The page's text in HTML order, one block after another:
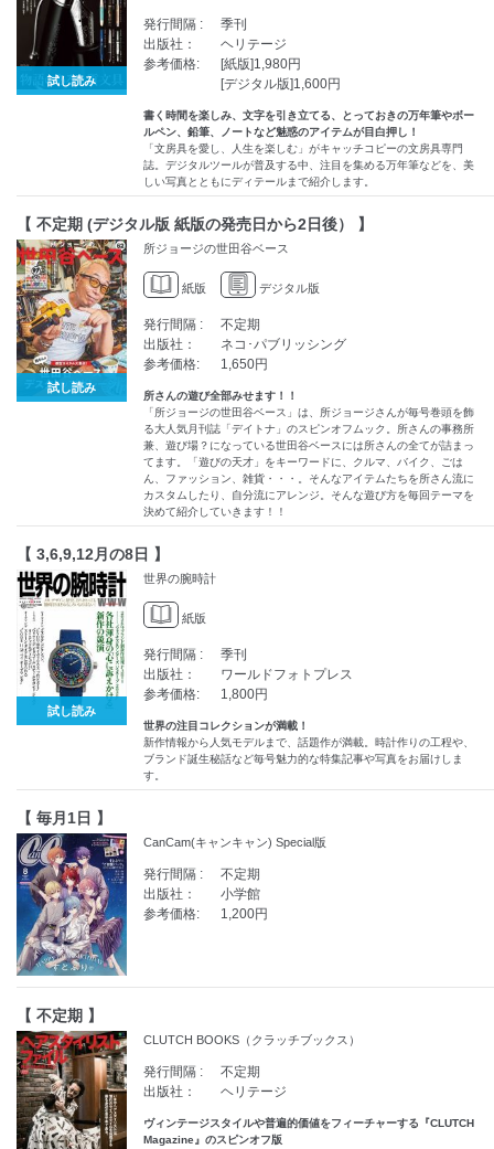
試し読み
発行間隔 :
季刊
出版社：
ヘリテージ
参考価格:
[紙版]1,980円
[デジタル版]1,600円
書く時間を楽しみ、文字を引き立てる、とっておきの万年筆やボー
ルペン、鉛筆、ノートなど魅惑のアイテムが目白押し！
「文房具を愛し、人生を楽しむ」がキャッチコピーの文房具専門
誌。デジタルツールが普及する中、注目を集める万年筆などを、美
しい写真とともにディテールまで紹介します。
【 不定期 (デジタル版 紙版の発売日から2日後） 】
試し読み
所ジョージの世田谷ベース
紙版 デジタル版
発行間隔 :
不定期
出版社：
ネコ･パブリッシング
参考価格:
1,650円
所さんの遊び全部みせます！！
「所ジョージの世田谷ベース」は、所ジョージさんが毎号巻頭を飾
る大人気月刊誌「デイトナ」のスピンオフムック。所さんの事務所
兼、遊び場？になっている世田谷ベースには所さんの全てが詰まっ
てます。「遊びの天才」をキーワードに、クルマ、バイク、ごは
ん、ファッション、雑貨・・・。そんなアイテムたちを所さん流に
カスタムしたり、自分流にアレンジ。そんな遊び方を毎回テーマを
決めて紹介していきます！！
【 3,6,9,12月の8日 】
試し読み
世界の腕時計
紙版
発行間隔 :
季刊
出版社：
ワールドフォトプレス
参考価格:
1,800円
世界の注目コレクションが満載！
新作情報から人気モデルまで、話題作が満載。時計作りの工程や、
ブランド誕生秘話など毎号魅力的な特集記事や写真をお届けしま
す。
【 毎月1日 】
CanCam(キャンキャン) Special版
発行間隔 :
不定期
出版社：
小学館
参考価格:
1,200円
【 不定期 】
CLUTCH BOOKS（クラッチブックス）
発行間隔 :
不定期
出版社：
ヘリテージ
ヴィンテージスタイルや普遍的価値をフィーチャーする『CLUTCH
Magazine』のスピンオフ版